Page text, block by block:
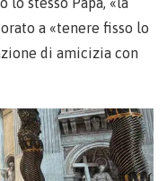
a «tenere fisso lo
di amicizia con